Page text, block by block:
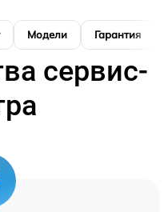
Модели Гарантия
сервис-